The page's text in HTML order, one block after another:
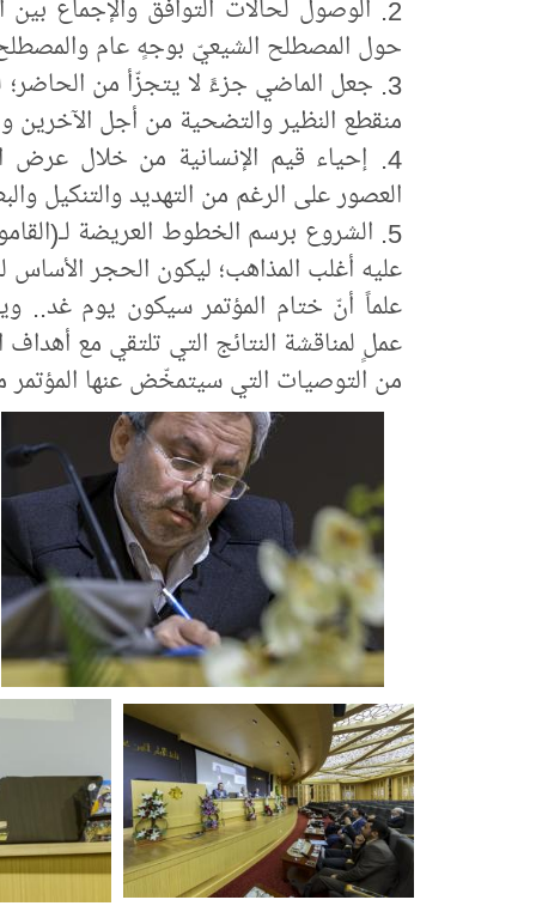
2. الوصول لحالات التوافق والإجماع بين
حول المصطلح الشيعيّ بوجهٍ عام
3. جعل الماضي جزءً لا يتجزّأ من الحاضر؛
منقطع النظير والتضحية من أجل الآخرين
4. إحياء قيم الإنسانية من خلال عرض
العصور على الرغم من التهديد والتنكيل
5. الشروع برسم الخطوط العريضة
عليه أغلب المذاهب؛ ليكون الحجر الأساس
علماً أنّ ختام المؤتمر سيكون يوم غد..
عملٍ لمناقشة النتائج التي تلتقي مع
من التوصيات التي سيتمخّض عنها المؤتمر